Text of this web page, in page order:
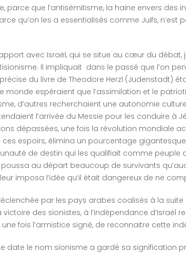
parce que l’antisémitisme, la haine envers des
qu’on les a essentialisés comme Juifs, n’est
avec Israël, qui se situe au cœur du débat,
Il impliquait dans le passé que l’on
du livre de Theodore Herzl (Judenstadt)
monde espéraient que l’assimilation et le
d’autres recherchaient une autonomie
l’arrivée du Messie pour les conduire à
dépassées, une fois la révolution mondiale
espoirs, élimina un pourcentage
de destin qui les qualifiait comme
poussa au départ beaucoup de survivants
imposa l’idée qu’il était dangereux de ne
par les pays arabes coalisés à la suite
des sionistes, à l’indépendance d’Israël
une fois l’armistice signé, de reconnaitre cette
date le nom sionisme a gardé sa signification